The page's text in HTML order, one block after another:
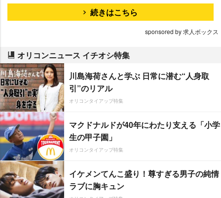
続きはこちら
sponsored by 求人ボックス
オリコンニュース イチオシ特集
川島海荷さんと学ぶ 日常に潜む“人身取
引”のリアル
オリコンタイアップ特集
マクドナルドが40年にわたり支える「小学
生の甲子園」
オリコンタイアップ特集
イケメンてんこ盛り！尊すぎる男子の純情
ラブに胸キュン